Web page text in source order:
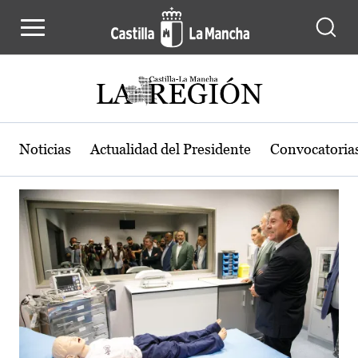
Actualidad de la región de Castilla-
Noticias Actualidad del Presidente